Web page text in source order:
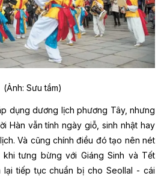
(Ảnh: Sưu tầm)
dụng dương lịch phương Tây, nhưng
Hàn vẫn tính ngày giỗ, sinh nhật hay
Và cũng chính điều đó tạo nên nét
tưng bừng với Giáng Sinh và Tết
lại tiếp tục chuẩn bị cho Seollal - cái